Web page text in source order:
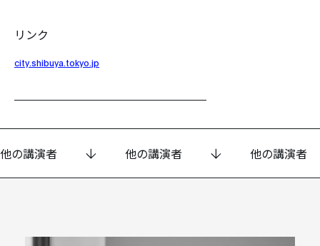
リンク
city.shibuya.tokyo.jp
他の講演者 他の講演者 他の講演者